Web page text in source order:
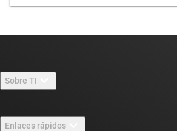
Sobre TI
Enlaces rápidos